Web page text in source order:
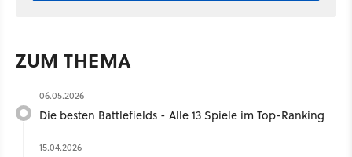
ZUM THEMA
06.05.2026
Die besten Battlefields - Alle 13 Spiele im Top-Ranking
15.04.2026